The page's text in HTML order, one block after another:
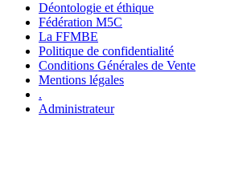
Déontologie et éthique
Fédération M5C
La FFMBE
Politique de confidentialité
Conditions Générales de Vente
Mentions légales
.
Administrateur